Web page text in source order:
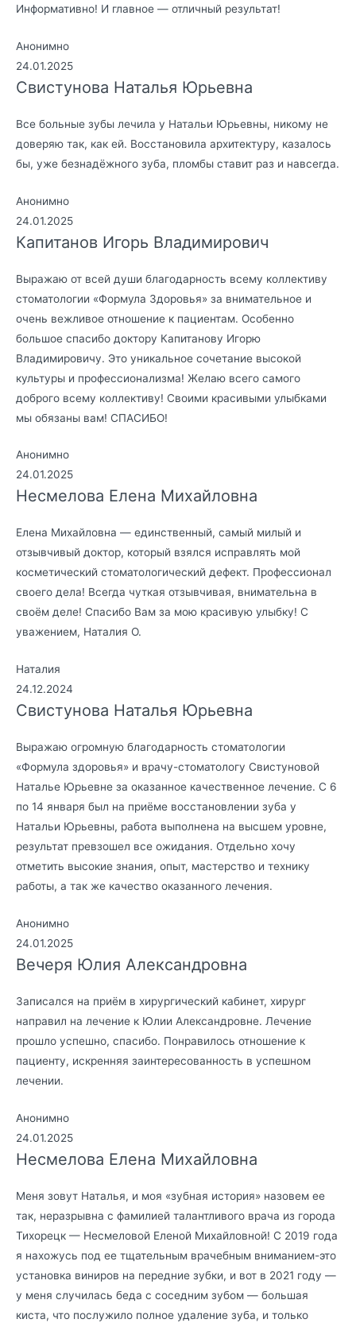
Информативно! И главное — отличный результат!
Анонимно
24.01.2025
Свистунова Наталья Юрьевна
Все больные зубы лечила у Натальи Юрьевны, никому не
доверяю так, как ей. Восстановила архитектуру, казалось
бы, уже безнадёжного зуба, пломбы ставит раз и навсегда.
Анонимно
24.01.2025
Капитанов Игорь Владимирович
Выражаю от всей души благодарность всему коллективу
стоматологии «Формула Здоровья» за внимательное и
очень вежливое отношение к пациентам. Особенно
большое спасибо доктору Капитанову Игорю
Владимировичу. Это уникальное сочетание высокой
культуры и профессионализма! Желаю всего самого
доброго всему коллективу! Своими красивыми улыбками
мы обязаны вам! СПАСИБО!
Анонимно
24.01.2025
Несмелова Елена Михайловна
Елена Михайловна — единственный, самый милый и
отзывчивый доктор, который взялся исправлять мой
косметический стоматологический дефект. Профессионал
своего дела! Всегда чуткая отзывчивая, внимательна в
своём деле! Спасибо Вам за мою красивую улыбку! С
уважением, Наталия О.
Наталия
24.12.2024
Свистунова Наталья Юрьевна
Выражаю огромную благодарность стоматологии
«Формула здоровья» и врачу-стоматологу Свистуновой
Наталье Юрьевне за оказанное качественное лечение. С 6
по 14 января был на приёме восстановлении зуба у
Натальи Юрьевны, работа выполнена на высшем уровне,
результат превзошел все ожидания. Отдельно хочу
отметить высокие знания, опыт, мастерство и технику
работы, а так же качество оказанного лечения.
Анонимно
24.01.2025
Вечеря Юлия Александровна
Записался на приём в хирургический кабинет, хирург
направил на лечение к Юлии Александровне. Лечение
прошло успешно, спасибо. Понравилось отношение к
пациенту, искренняя заинтересованность в успешном
лечении.
Анонимно
24.01.2025
Несмелова Елена Михайловна
Меня зовут Наталья, и моя «зубная история» назовем ее
так, неразрывна с фамилией талантливого врача из города
Тихорецк — Несмеловой Еленой Михайловной! С 2019 года
я нахожусь под ее тщательным врачебным вниманием-это
установка виниров на передние зубки, и вот в 2021 году —
у меня случилась беда с соседним зубом — большая
киста, что послужило полное удаление зуба, и только